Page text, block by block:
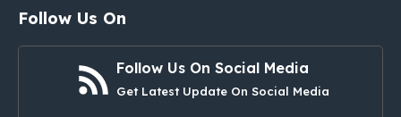
Follow Us On
Follow Us On Social Media
Get Latest Update On Social Media